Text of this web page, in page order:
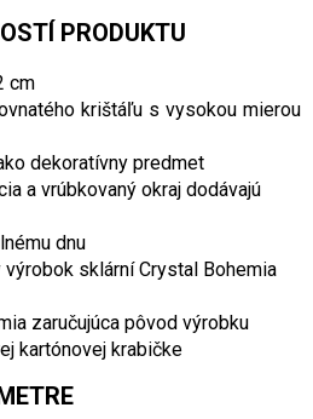
PRODUKTU
cm
krištáľu s vysokou mierou
dekoratívny predmet
a vrúbkovaný okraj dodávajú
dnu
sklární Crystal Bohemia
zaručujúca pôvod výrobku
kartónovej krabičke